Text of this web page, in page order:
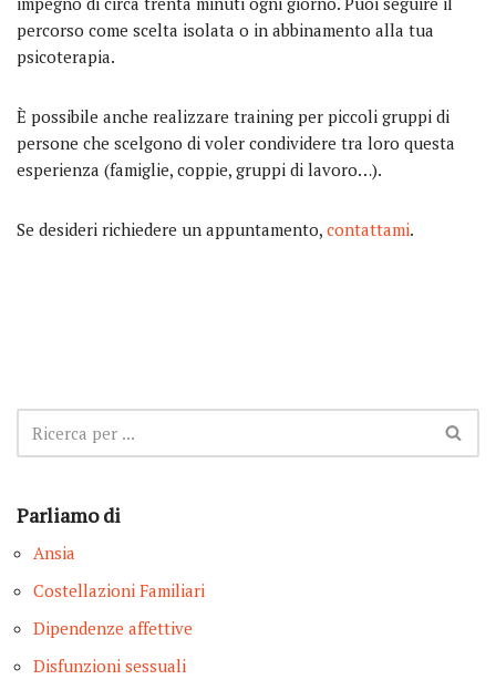
percorso come scelta isolata o in abbinamento alla tua
psicoterapia.
È possibile anche realizzare training per piccoli gruppi di
persone che scelgono di voler condividere tra loro questa
esperienza (famiglie, coppie, gruppi di lavoro…).
Se desideri richiedere un appuntamento, contattami.
Parliamo di
Ansia
Costellazioni Familiari
Dipendenze affettive
Disfunzioni sessuali